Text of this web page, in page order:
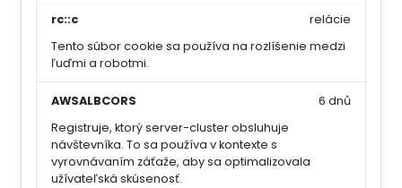
rc::c
Tento súbor cookie sa používa na rozlíšenie medzi
ľuďmi a robotmi.
relácie
AWSALBCORS
Registruje, ktorý server-cluster obsluhuje
návštevníka. To sa používa v kontexte s
vyrovnávaním záťaže, aby sa optimalizovala
užívateľská skúsenosť.
6 dnů